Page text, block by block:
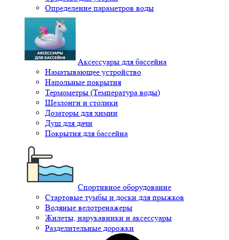
Определение параметров воды
Аксессуары для бассейна
Наматывающее устройство
Напольные покрытия
Термометры (Температура воды)
Шезлонги и столики
Дозаторы для химии
Душ для дачи
Покрытия для бассейна
Спортивное оборудование
Стартовые тумбы и доски для прыжков
Водяные велотренажеры
Жилеты, нарукавники и аксессуары
Разделительные дорожки